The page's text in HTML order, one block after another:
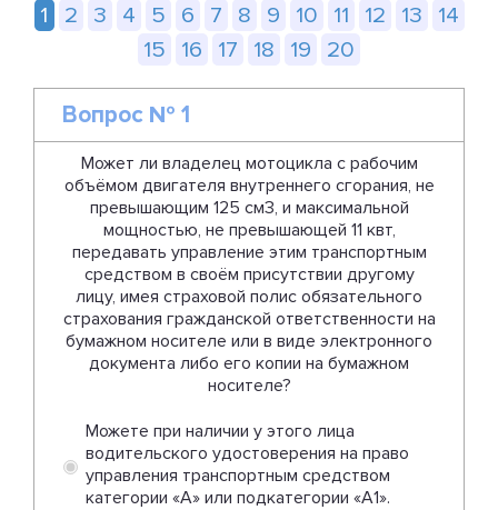
1 2 3 4 5 6 7 8 9 10 11 12 13
14
15
16 17 18 19 20
Вопрос № 1
Может ли владелец мотоцикла с рабочим
объёмом двигателя внутреннего сгорания, не
превышающим 125 см3, и максимальной
мощностью, не превышающей 11 квт,
передавать управление этим транспортным
средством в своём присутствии другому
лицу, имея страховой полис обязательного
страхования гражданской ответственности на
бумажном носителе или в виде электронного
документа либо его копии на бумажном
носителе?
Можете при наличии у этого лица
водительского удостоверения на право
управления транспортным средством
категории «А» или подкатегории «А1».